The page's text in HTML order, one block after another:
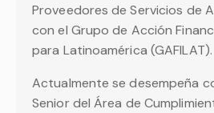
Proveedores de Servicios de
con el Grupo de Acción
para Latinoamérica (GAFILAT).
Actualmente se desempeña
Senior del Área de